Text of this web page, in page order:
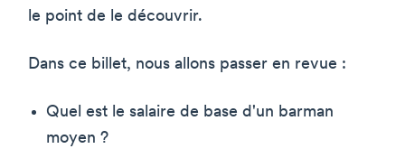
le point de le découvrir.
Dans ce billet, nous allons passer en revue :
Quel est le salaire de base d'un barman
moyen ?